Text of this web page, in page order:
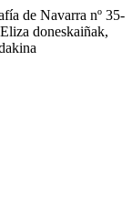
de Navarra nº 35-
doneskaiñak,